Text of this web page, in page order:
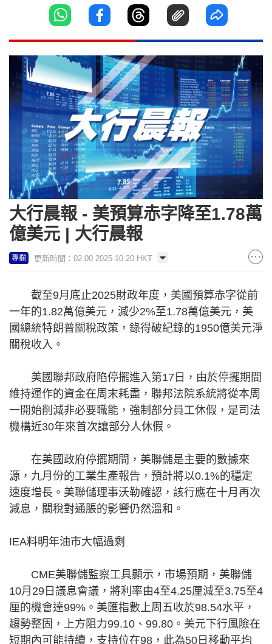
大行晨報 - 美預算赤字降至1.78萬
億美元 | 大行晨報
專欄 更新時間：02:00 2025-10-20 HKT
截至9月底止2025財政年度，美國預算赤字從前
一年的1.82萬億美元，減少2%至1.78萬億美元，美
國總統特朗普關稅政策，錄得破紀錄的1950億美元淨
關稅收入。
美國聯邦政府陷停擺進入第17日，由於停擺期間
維持運作的資金在周末耗盡，聯邦法院系統將從本周
一開始削減非必要職能，強制部分員工休假，是司法
機構近30年來首次讓部分人休假。
在美國政府停擺期間，美聯儲是主要的數據來
源，九月份的工業生產報告，預計將以0.1%的穩定
速度增長。美聯儲理事沃勒確認，該行應在十月再次
減息，關稅對通脹的影響仍然溫和。
IEA料明年油市大幅過剩
CME美聯儲監察工具顯示，市場預期，美聯儲
10月29日議息會議，將利率由4至4.25厘減至3.75至4
厘的機會達99%。美匯指數上周五收於98.54水平，
趨勢整固，上方阻力99.10、99.80。美元下行風險在
短期內可能持續，支持位在98，此為50日移動平均